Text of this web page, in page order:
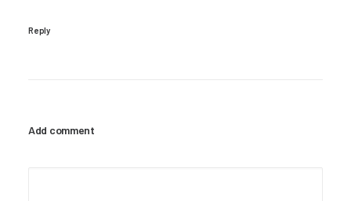
Reply
Add comment